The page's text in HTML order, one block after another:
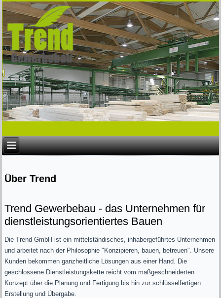
Über Trend
Trend Gewerbebau - das Unternehmen für
dienstleistungsorientiertes Bauen
Die Trend GmbH ist ein mittelständisches, inhabergeführtes Unternehmen
und arbeitet nach der Philosophie "Konzipieren, bauen, betreuen". Unsere
Kunden bekommen ganzheitliche Lösungen aus einer Hand. Die
geschlossene Dienstleistungskette reicht vom maßgeschneiderten
Konzept über die Planung und Fertigung bis hin zur schlüsselfertigen
Erstellung und Übergabe.